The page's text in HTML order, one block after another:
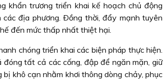
khẩn trương triển khai kế hoạch chủ động
địa phương. Ðồng thời, đẩy mạnh tuyên
đến mức thấp nhất thiệt hại.
chóng triển khai các biện pháp thực hiện.
tất cả các cống, đập để ngăn mặn, giữ
khô cạn nhằm khơi thông dòng chảy, phục